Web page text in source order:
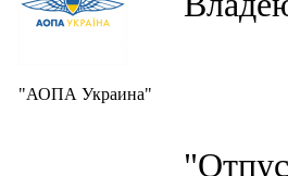
"АОПА Украина"
L-